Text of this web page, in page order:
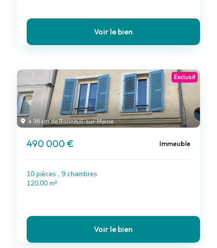
Voir le bien
à 36 km de Bonneuil-sur-Marne
Exclusif
490 000 € Immeuble
10 pièces , 9 chambres
120.00 m²
Voir le bien